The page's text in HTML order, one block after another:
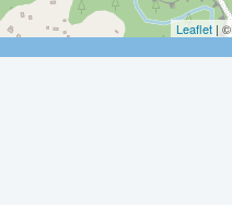
Leaflet | ©